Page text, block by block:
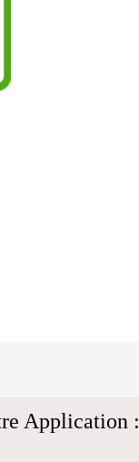
Application :